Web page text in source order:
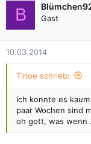
B Gast
10.03.2014
Tinoe schrieb:
Ich konnte es
paar Wochen sind
oh gott, was wenn